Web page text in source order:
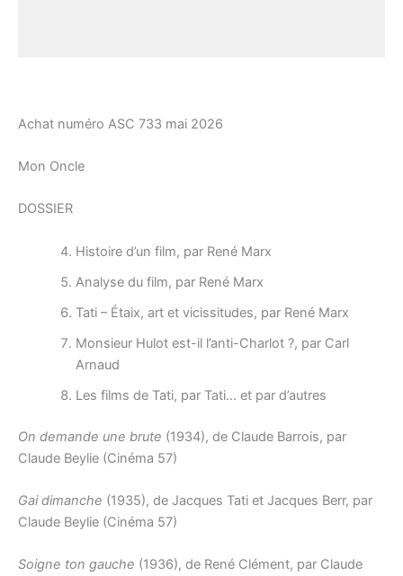
Achat numéro ASC 733 mai 2026
Mon Oncle
DOSSIER
Histoire d’un film, par René Marx
Analyse du film, par René Marx
Tati – Étaix, art et vicissitudes, par René Marx
Monsieur Hulot est-il l’anti-Charlot ?, par Carl
Arnaud
Les films de Tati, par Tati… et par d’autres
On demande une brute (1934), de Claude Barrois, par
Claude Beylie (Cinéma 57)
Gai dimanche (1935), de Jacques Tati et Jacques Berr, par
Claude Beylie (Cinéma 57)
Soigne ton gauche (1936), de René Clément, par Claude